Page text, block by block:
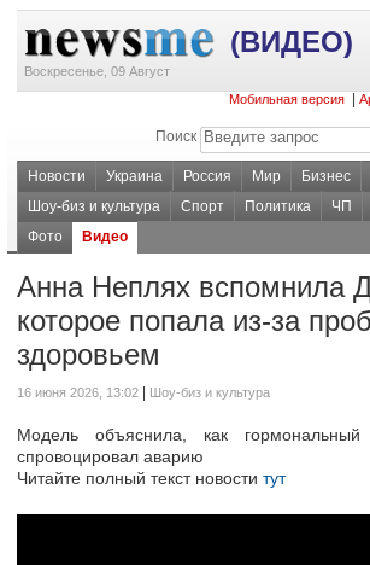
(ВИДЕО)
Воскресенье, 09 Август
Мобильная версия
Поиск
Новости Украина Россия Мир Бизнес
Шоу-биз и культура
Спорт Политика ЧП
Фото
Видео
Анна Неплях вспомнила
которое попала из-за
здоровьем
16 июня 2026, 13:02 Шоу-биз и культура
Модель объяснила, как гормональный
спровоцировал аварию
Читайте полный текст новости тут